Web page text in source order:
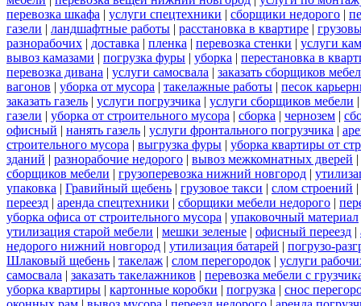
перевозка шкафа | услуги спецтехники | сборщики недорого |
газели | ландшафтные работы | расстановка в квартире |
разнорабочих | доставка | пленка | перевозка стенки | услуги
вывоз камазами | погрузка фуры | уборка | перестановка в
перевозка дивана | услуги самосвала | заказать сборщиков
вагонов | уборка от мусора | такелажные работы | песок
заказать газель | услуги погрузчика | услуги сборщиков мебели
газели | уборка от строительного мусора | сборка | чернозем |
офисный | нанять газель | услуги фронтального погрузчика |
строительного мусора | выгрузка фуры | уборка квартиры от
зданий | разнорабочие недорого | вывоз межкомнатных дверей |
сборщиков мебели | грузоперевозка нижний новгород |
упаковка | Гравийный щебень | грузовое такси | слом строений |
переезд | аренда спецтехники | сборщики мебели недорого |
уборка офиса от строительного мусора | упаковочный материал
утилизация старой мебели | мешки зеленые | офисный переезд |
недорого нижний новгород | утилизация батарей | погрузо-
Шлаковый щебень | такелаж | слом перегородок | услуги
самосвала | заказать такелажников | перевозка мебели с
уборка квартиры | картонные коробки | погрузка | снос